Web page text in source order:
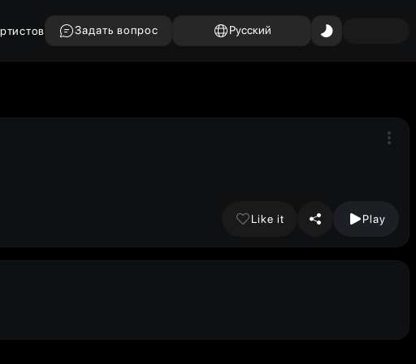
Задать вопрос Русский
Like it Play